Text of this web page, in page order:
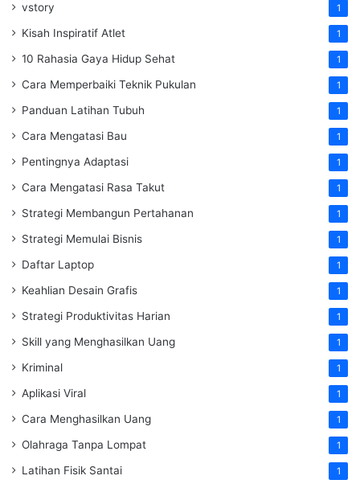
vstory 1
Kisah Inspiratif Atlet 1
10 Rahasia Gaya Hidup Sehat 1
Cara Memperbaiki Teknik Pukulan 1
Panduan Latihan Tubuh 1
Cara Mengatasi Bau 1
Pentingnya Adaptasi 1
Cara Mengatasi Rasa Takut 1
Strategi Membangun Pertahanan 1
Strategi Memulai Bisnis 1
Daftar Laptop 1
Keahlian Desain Grafis 1
Strategi Produktivitas Harian 1
Skill yang Menghasilkan Uang 1
Kriminal 1
Aplikasi Viral 1
Cara Menghasilkan Uang 1
Olahraga Tanpa Lompat 1
Latihan Fisik Santai 1